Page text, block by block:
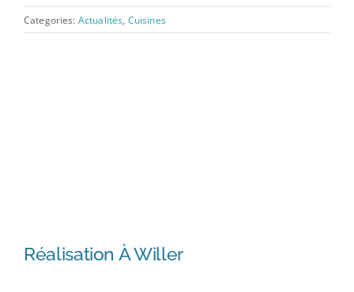
Categories: Actualités, Cuisines
Réalisation À Willer